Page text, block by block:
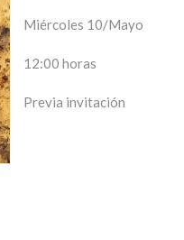
Miércoles 10/Mayo
12:00 horas
Previa invitación